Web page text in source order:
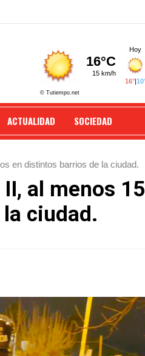
ACTUALIDAD SOCIEDAD
en distintos barrios de la ciudad.
al menos 15
ciudad.